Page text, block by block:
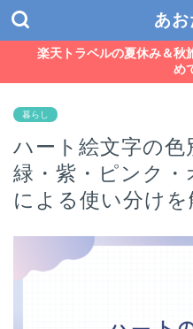
あお
楽天トラベルの夏休み＆秋
め
暮らし
ハート絵文字の色
緑・紫・ピンク・
による使い分けを